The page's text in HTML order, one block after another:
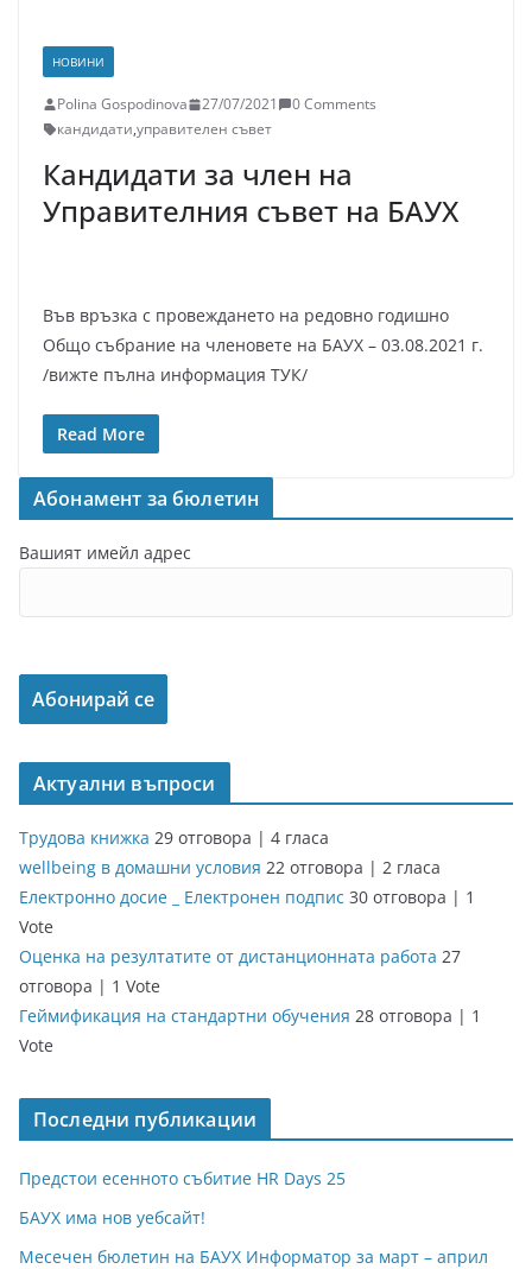
НОВИНИ
Polina Gospodinova 27/07/2021
0 Comments
кандидати,управителен съвет
Кандидати за член на
Управителния съвет на БАУХ
Във връзка с провеждането на редовно годишно
Общо събрание на членовете на БАУХ – 03.08.2021 г.
/вижте пълна информация ТУК/
Read More
Абонамент за бюлетин
Вашият имейл адрес
Актуални въпроси
Трудова книжка 29 отговора | 4 гласа
wellbeing в домашни условия 22 отговора | 2 гласа
Електронно досие _ Електронен подпис 30 отговора | 1
Vote
Оценка на резултатите от дистанционната работа 27
отговора | 1 Vote
Геймификация на стандартни обучения 28 отговора | 1
Vote
Последни публикации
Предстои есенното събитие HR Days 25
БАУХ има нов уебсайт!
Месечен бюлетин на БАУХ Информатор за март – април